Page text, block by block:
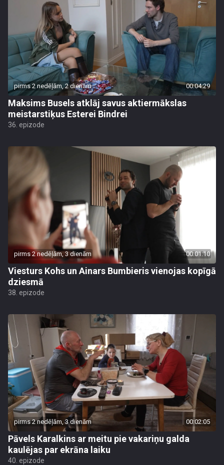
pirms 2 nedēļām, 2 dienām 00:04:29
Maksims Busels atklāj savus aktiermākslas
meistarstiķus Esterei Bindrei
36. epizode
pirms 2 nedēļām, 3 dienām 00:01:10
Viesturs Kohs un Ainars Bumbieris vienojas kopīgā
dziesmā
38. epizode
pirms 2 nedēļām, 3 dienām 00:02:05
Pāvels Karalkins ar meitu pie vakariņu galda
kaulējas par ekrāna laiku
40. epizode